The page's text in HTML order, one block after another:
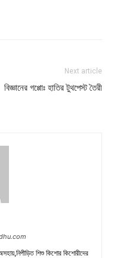
Next article
বিজ্ঞানের গপ্পোঃ হাতির টুথপেস্ট তৈরী
শিশু কিশোর কিশোরীদের